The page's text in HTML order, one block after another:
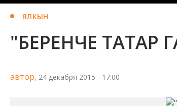
ЯЛКЫН
"БЕРЕНЧЕ ТАТАР
автор, 24 декабря 2015 - 17:00